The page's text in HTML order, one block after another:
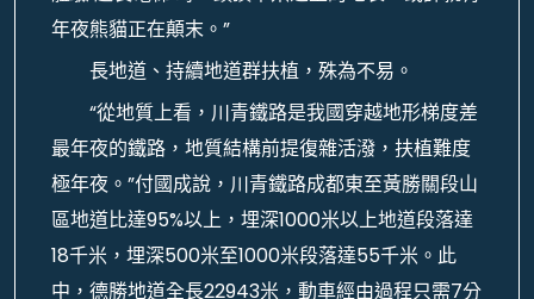
年夜熊貓正在顛末。”
長地道、持續地道群扶植，殊為不易。
“從地質上看，川青鐵路是我國穿越地形梯度差
最年夜的鐵路，地質結構前提復雜活潑，扶植難度
極年夜。”付國成說，川青鐵路成都東至黃勝關段山
區地道比達95%以上，埋深1000米以上地道段落達
18千米，埋深500米至1000米段落達55千米。此
中，德勝地道全長22943米，動車經由過程只需7分